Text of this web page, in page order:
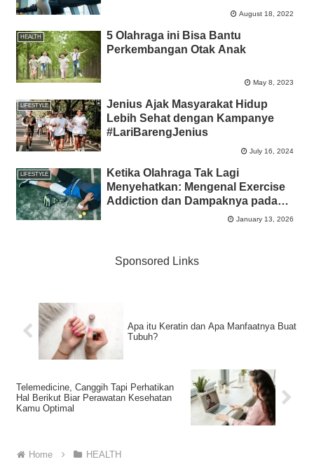
August 18, 2022
HEALTH
5 Olahraga ini Bisa Bantu
Perkembangan Otak Anak
May 8, 2023
LIFESTYLE
Jenius Ajak Masyarakat Hidup
Lebih Sehat dengan Kampanye
#LariBarengJenius
July 16, 2024
LIFESTYLE
Ketika Olahraga Tak Lagi
Menyehatkan: Mengenal Exercise
Addiction dan Dampaknya pada
January 13, 2026
Sponsored Links
Apa itu Keratin dan Apa Manfaatnya Buat
Tubuh?
Telemedicine, Canggih Tapi Perhatikan
Hal Berikut Biar Perawatan Kesehatan
Kamu Optimal
Home HEALTH